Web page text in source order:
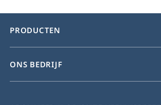
PRODUCTEN
ONS BEDRIJF